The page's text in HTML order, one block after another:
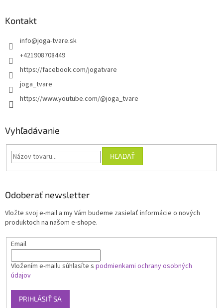
Kontakt
info@joga-tvare.sk
+421908708449
https://facebook.com/jogatvare
joga_tvare
https://www.youtube.com/@joga_tvare
Vyhľadávanie
HĽADAŤ
Odoberať newsletter
Vložte svoj e-mail a my Vám budeme zasielať informácie o nových
produktoch na našom e-shope.
Email
Vložením e-mailu súhlasíte s podmienkami ochrany osobných
údajov
PRIHLÁSIŤ SA